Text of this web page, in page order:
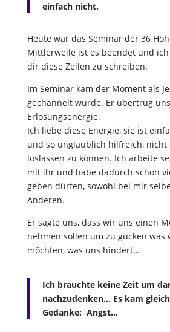
einfach nicht.
Heute war das Seminar der 36
Mittlerweile ist es beendet und ich
dir diese Zeilen zu schreiben.
Im Seminar kam der Moment als
gechannelt wurde. Er übertrug uns
Erlösungsenergie.
Ich liebe diese Energie, sie ist
und so unglaublich hilfreich,
loslassen zu können. Ich arbeite
mit ihr und habe dadurch schon
geben dürfen, sowohl bei mir
Anderen.
Er sagte uns, dass wir uns einen
nehmen sollen um zu gucken was
möchten, was uns hindert…
Ich brauchte keine Zeit um
nachzudenken… Es kam
Gedanke: Angst…